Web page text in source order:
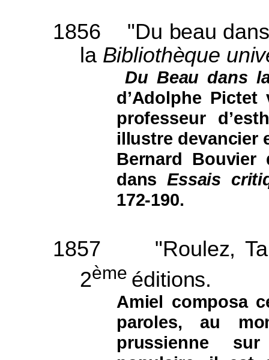
1856
"Du beau
la Bibliothèque
Du Beau dans
d’Adolphe
professeur
illustre devancier
Bernard
dans Essais
172-190.
1857
"Roulez,
2ème éditions.
Amiel composa
paroles, au
prussienne